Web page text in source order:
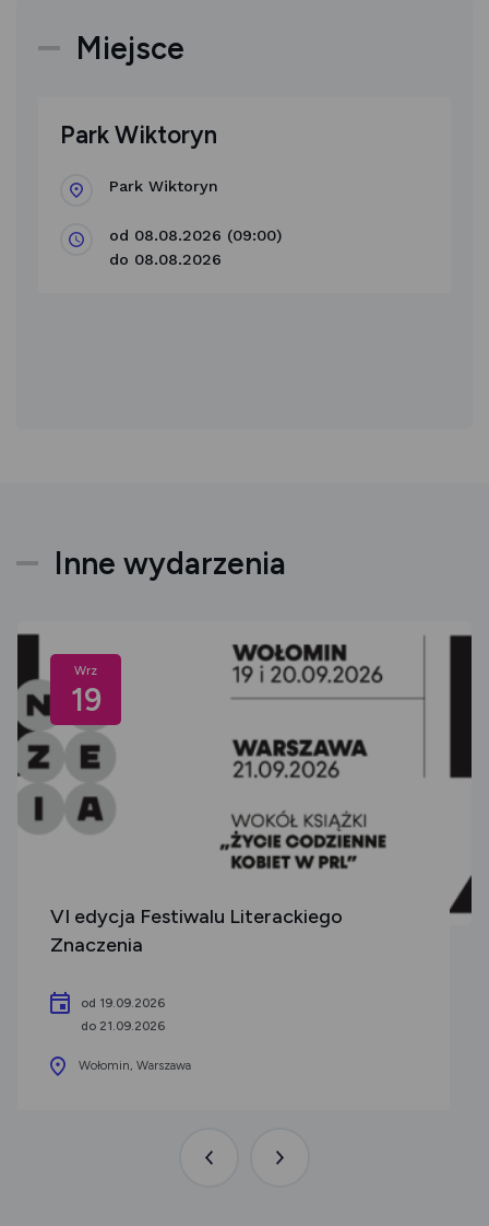
Miejsce
Park Wiktoryn
Park Wiktoryn
od 08.08.2026 (09:00)
do 08.08.2026
Inne wydarzenia
Wrz
19
VI edycja Festiwalu Literackiego
Znaczenia
od 19.09.2026
do 21.09.2026
Wołomin, Warszawa
PoprzedniaNastępna